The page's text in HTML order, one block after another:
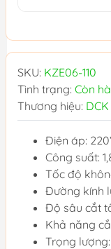
SKU: KZE06-110
Tình trạng: Còn
Thương hiệu: DCK
Điện áp:
Công suất:
Tốc độ
Đường kính
Độ sâu cắt
Khả năng
Trọng